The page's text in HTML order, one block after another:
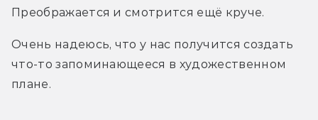
Преображается и смотрится ещё круче.
Очень надеюсь, что у нас получится создать
что-то запоминающееся в художественном
плане.